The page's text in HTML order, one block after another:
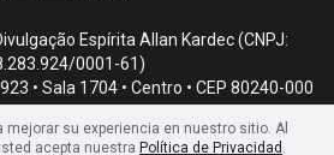
Espírita Allan Kardec (CNPJ:
0001-61)
• Sala 1704 • Centro • CEP 80240-000
su experiencia en nuestro sitio. Al
acepta nuestra Política de Privacidad .